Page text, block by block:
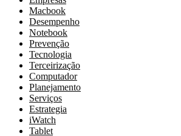
Macbook
Desempenho
Notebook
Prevenção
Tecnologia
Terceirização
Computador
Planejamento
Serviços
Estrategia
iWatch
Tablet